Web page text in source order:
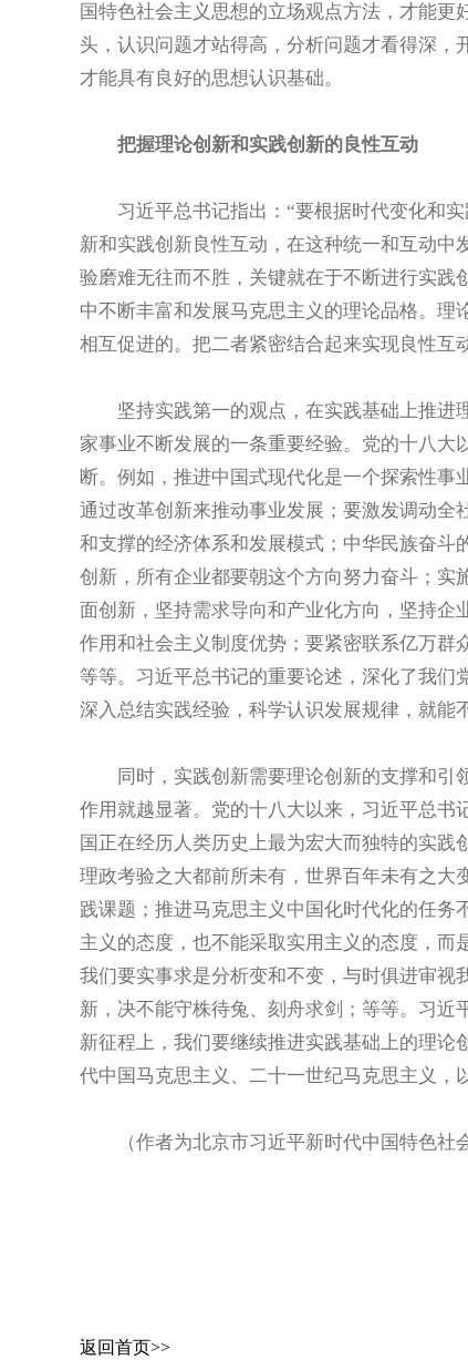
国特色社会主义思想的立场观点方法，才能
头，认识问题才站得高，分析问题才看得深
才能具有良好的思想认识基础。
把握理论创新和实践创新的良性互动
习近平总书记指出：“要根据时代变化和实
新和实践创新良性互动，在这种统一和互动中
验磨难无往而不胜，关键就在于不断进行实践
中不断丰富和发展马克思主义的理论品格。理
相互促进的。把二者紧密结合起来实现良性互
坚持实践第一的观点，在实践基础上推进
家事业不断发展的一条重要经验。党的十八
断。例如，推进中国式现代化是一个探索性事
通过改革创新来推动事业发展；要激发调动全
和支撑的经济体系和发展模式；中华民族奋斗
创新，所有企业都要朝这个方向努力奋斗；实
面创新，坚持需求导向和产业化方向，坚持企
作用和社会主义制度优势；要紧密联系亿万群
等等。习近平总书记的重要论述，深化了我们
深入总结实践经验，科学认识发展规律，就能
同时，实践创新需要理论创新的支撑和引
作用就越显著。党的十八大以来，习近平总书
国正在经历人类历史上最为宏大而独特的实
理政考验之大都前所未有，世界百年未有之大
践课题；推进马克思主义中国化时代化的任
主义的态度，也不能采取实用主义的态度，而
我们要实事求是分析变和不变，与时俱进审视
新，决不能守株待兔、刻舟求剑；等等。习近
新征程上，我们要继续推进实践基础上的理
代中国马克思主义、二十一世纪马克思主义，
（作者为北京市习近平新时代中国特色社会
返回首页>>